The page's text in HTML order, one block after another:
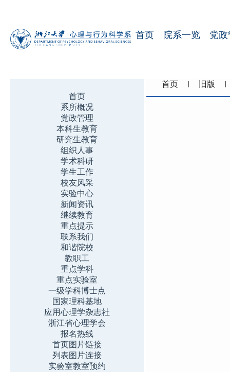
首页 院系一览 党
首页
系所概况
党政管理
本科生教育
研究生教育
组织人事
学术科研
学生工作
校友风采
实验中心
新闻资讯
继续教育
重点提示
联系我们
和谐院校
教职工
重点学科
重点实验室
一级学科博士点
国家理科基地
应用心理学杂志社
浙江省心理学会
报名热线
首页图片链接
列表图片连接
实验室教室预约
首页 旧版